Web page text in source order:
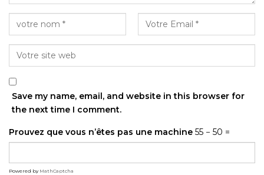
Save my name, email, and website in this browser for
the next time I comment.
Prouvez que vous n’êtes pas une machine 55 − 50 =
Powered by MathCaptcha